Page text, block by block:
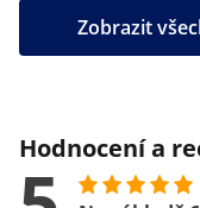
Zobrazit
Hodnocení a